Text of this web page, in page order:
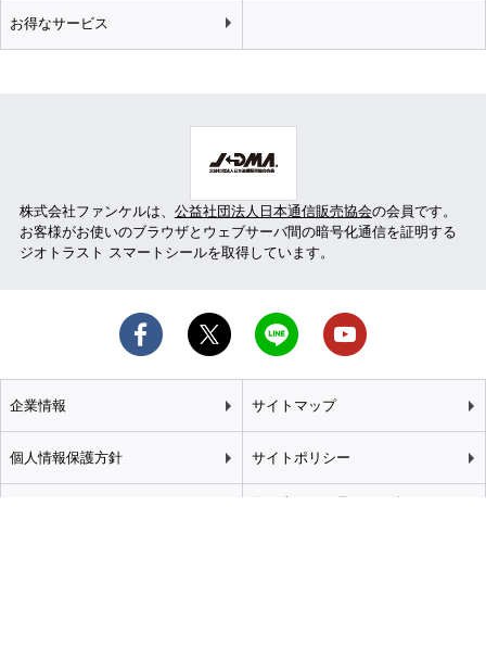
お得なサービス
株式会社ファンケルは、 公益社団法人日本通信販売協会の会員です。
お客様がお使いのブラウザとウェブサーバ間の暗号化通信を証明する
ジオトラスト スマートシールを取得しています。
企業情報 サイトマップ
個人情報保護方針 サイトポリシー
カスタマーハラスメント